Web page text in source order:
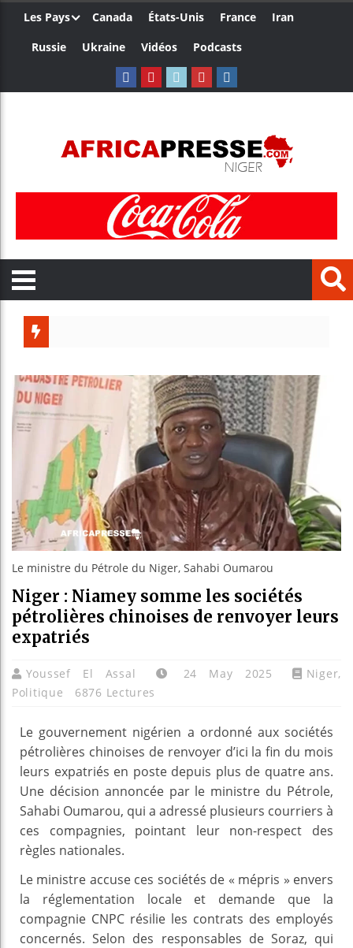
Les Pays Canada États-Unis France
Iran
Russie
Ukraine Vidéos Podcasts
Le ministre du Pétrole du Niger, Sahabi Oumarou
Niger : Niamey somme les sociétés
pétrolières chinoises de renvoyer leurs
expatriés
Youssef El Assal 24 May 2025 Niger,
Politique
6876 Lectures
Le gouvernement nigérien a ordonné aux sociétés
pétrolières chinoises de renvoyer d’ici la fin du mois
leurs expatriés en poste depuis plus de quatre ans.
Une décision annoncée par le ministre du Pétrole,
Sahabi Oumarou, qui a adressé plusieurs courriers à
ces compagnies, pointant leur non-respect des
règles nationales.
Le ministre accuse ces sociétés de « mépris » envers
la réglementation locale et demande que la
compagnie CNPC résilie les contrats des employés
concernés. Selon des responsables de Soraz, qui